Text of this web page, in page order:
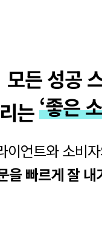
모든 성공
는‘좋은
언트와 소비
을 빠르게 잘